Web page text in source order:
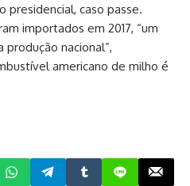
presidencial, caso passe.
importados em 2017, “um
produção nacional”,
americano de milho é